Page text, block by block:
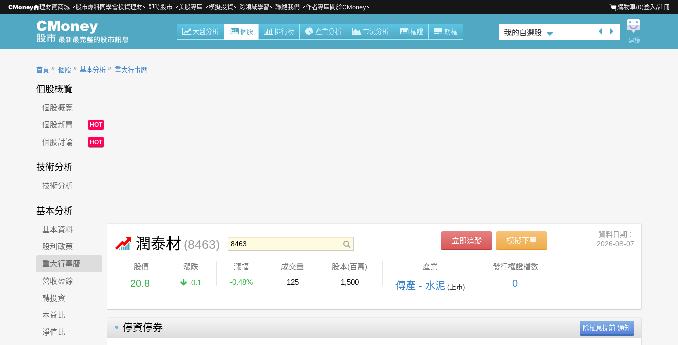
CMoney 理財寶商城 股市爆料同學會投資理財 即時股市 美股專區 模擬投資 跨領域學習 聯絡我們 作者專區關於CMoney 購物車(0)登入/註冊
大盤分析 個股 排行榜 產業分析 市況分析 權證 期權 我的自選股
建議
首頁 個股 基本分析 重大行事曆
個股概覽
個股概覽
個股新聞
HOT
個股討論 HOT
技術分析
技術分析
基本分析
基本資料
股利政策
重大行事曆
營收盈餘
轉投資
本益比
淨值比
潤泰材 (8463) 立即追蹤 模擬下單
資料日期：
2026-08-07
股價
20.8
漲跌
-0.1
漲幅
-0.48%
成交量
125
股本(百萬)
1,500
產業
傳產 - 水泥 (上市)
發行權證檔數
0
停資停券